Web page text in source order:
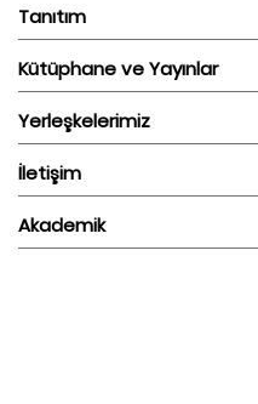
Tanıtım
Kütüphane ve Yayınlar
Yerleşkelerimiz
İletişim
Akademik